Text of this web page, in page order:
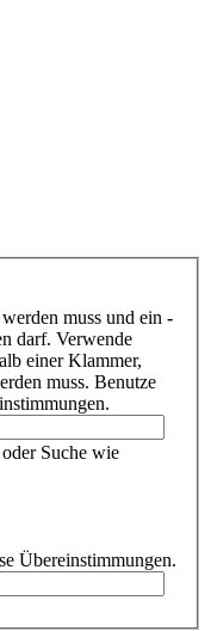
muss und ein -
darf. Verwende
einer Klammer,
muss. Benutze
Suche wie
Übereinstimmungen.